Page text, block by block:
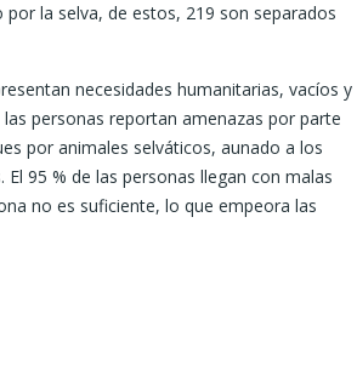
la selva, de estos, 219 son separados
necesidades humanitarias, vacíos y
personas reportan amenazas por parte
por animales selváticos, aunado a los
95 % de las personas llegan con malas
no es suficiente, lo que empeora las